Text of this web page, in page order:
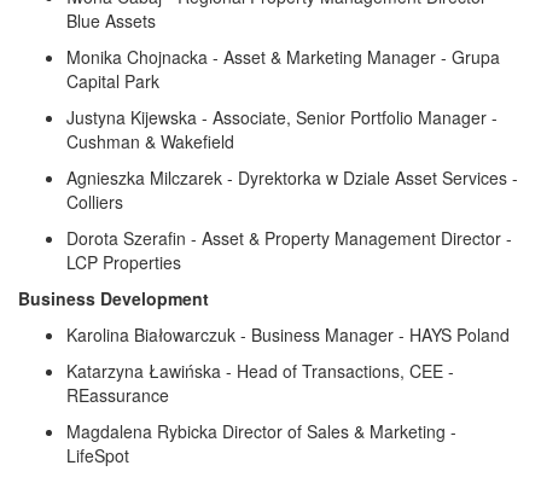
Blue Assets
Monika Chojnacka - Asset & Marketing Manager - Grupa
Capital Park
Justyna Kijewska - Associate, Senior Portfolio Manager -
Cushman & Wakefield
Agnieszka Milczarek - Dyrektorka w Dziale Asset Services -
Colliers
Dorota Szerafin - Asset & Property Management Director -
LCP Properties
Business Development
Karolina Białowarczuk - Business Manager - HAYS Poland
Katarzyna Ławińska - Head of Transactions, CEE -
REassurance
Magdalena Rybicka Director of Sales & Marketing -
LifeSpot